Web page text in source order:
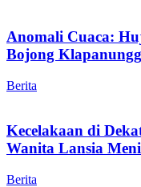
Anomali Cuaca:
Bojong
Berita
Kecelakaan di
Wanita Lansia
Berita